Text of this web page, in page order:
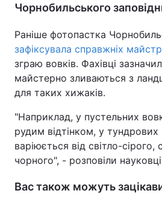
Чорнобильського
Раніше фотопастка
зафіксувала справжніх
зграю вовків. Фахівці
майстерно зливаються з
для таких хижаків.
"Наприклад, у пустельних
рудим відтінком, у тундрових
варіюється від світло-сірого,
чорного", - розповіли
Вас також можуть